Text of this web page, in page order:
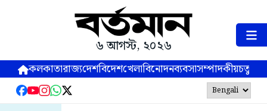
৬ আগস্ট, ২০২৬
কলকাতারাজ্যদেশবিদেশখেলাবিনোদনব্যবসাসম্পাদকীয়